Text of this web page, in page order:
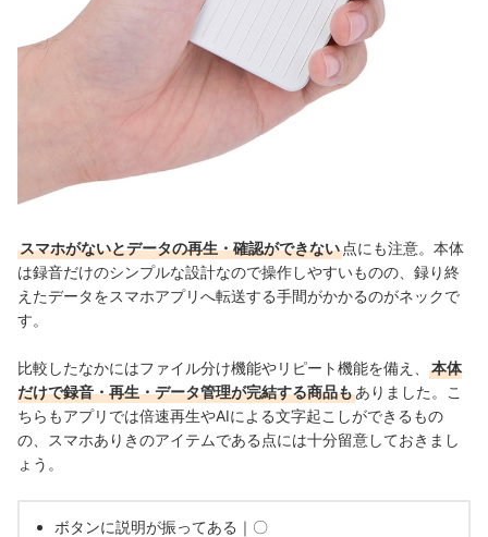
スマホがないとデータの再生・確認ができない 点にも注意。本体
は録音だけのシンプルな設計なので操作しやすいものの、録り終
えたデータをスマホアプリへ転送する手間がかかるのがネックで
す。
比較したなかにはファイル分け機能やリピート機能を備え、
本体
だけで録音・再生・データ管理が完結する商品もありました。こ
ちらもアプリでは倍速再生やAIによる文字起こしができるもの
の、スマホありきのアイテムである点には十分留意しておきまし
ょう。
ボタンに説明が振ってある｜〇